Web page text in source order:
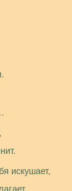
искушает,